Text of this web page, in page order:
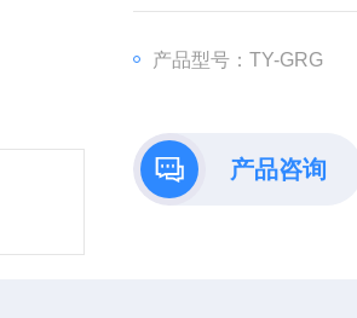
产品型号：TY-GRG
产品咨询